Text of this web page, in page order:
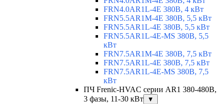
FRN4.0AR1L-4E 380В, 4 кВт
FRN5.5AR1M-4E 380В, 5,5 кВт
FRN5.5AR1L-4E 380В, 5,5 кВт
FRN5.5AR1L-4E-MS 380В, 5,5
кВт
FRN7.5AR1M-4E 380В, 7,5 кВт
FRN7.5AR1L-4E 380В, 7,5 кВт
FRN7.5AR1L-4E-MS 380В, 7,5
кВт
ПЧ Frenic-HVAC серии AR1 380-480В,
3 фазы, 11-30 кВт
▼